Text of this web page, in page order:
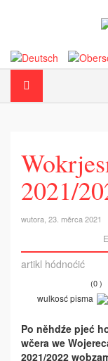
2021/
wutora, 23. měrca 2021
artikl hódnoćić
(0 )
wulkosć pisma
Po něhdźe pjeć
wčera we
2021/2022